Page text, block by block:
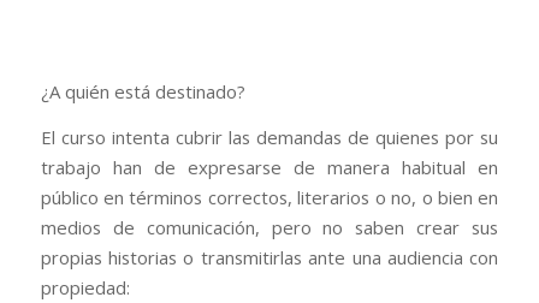
¿A quién está destinado?
El curso intenta cubrir las demandas de quienes por su
trabajo han de expresarse de manera habitual en
público en términos correctos, literarios o no, o bien en
medios de comunicación, pero no saben crear sus
propias historias o transmitirlas ante una audiencia con
propiedad: